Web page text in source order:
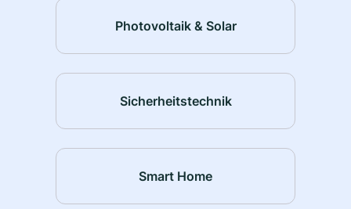
Photovoltaik & Solar
Sicherheitstechnik
Smart Home